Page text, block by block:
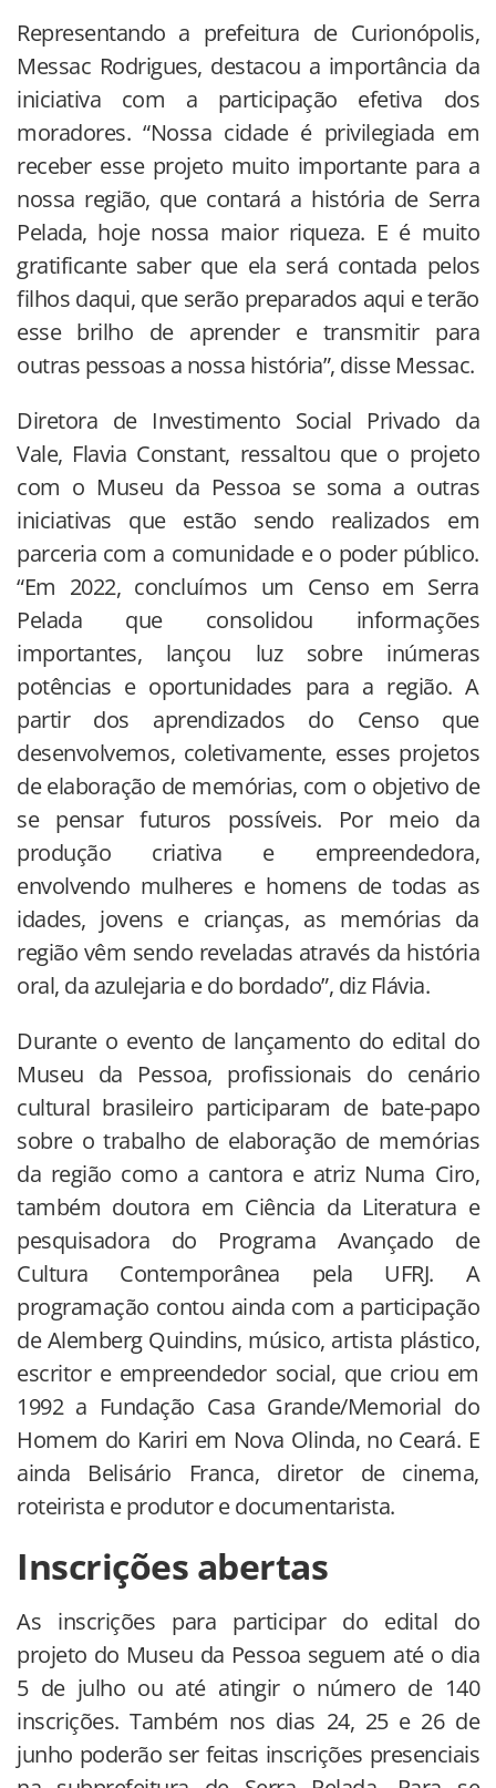
Representando a prefeitura de Curionópolis,
Messac Rodrigues, destacou a importância da
iniciativa com a participação efetiva dos
moradores. “Nossa cidade é privilegiada em
receber esse projeto muito importante para a
nossa região, que contará a história de Serra
Pelada, hoje nossa maior riqueza. E é muito
gratificante saber que ela será contada pelos
filhos daqui, que serão preparados aqui e terão
esse brilho de aprender e transmitir para
outras pessoas a nossa história”, disse Messac.
Diretora de Investimento Social Privado da
Vale, Flavia Constant, ressaltou que o projeto
com o Museu da Pessoa se soma a outras
iniciativas que estão sendo realizados em
parceria com a comunidade e o poder público.
“Em 2022, concluímos um Censo em Serra
Pelada que consolidou informações
importantes, lançou luz sobre inúmeras
potências e oportunidades para a região. A
partir dos aprendizados do Censo que
desenvolvemos, coletivamente, esses projetos
de elaboração de memórias, com o objetivo de
se pensar futuros possíveis. Por meio da
produção criativa e empreendedora,
envolvendo mulheres e homens de todas as
idades, jovens e crianças, as memórias da
região vêm sendo reveladas através da história
oral, da azulejaria e do bordado”, diz Flávia.
Durante o evento de lançamento do edital do
Museu da Pessoa, profissionais do cenário
cultural brasileiro participaram de bate-papo
sobre o trabalho de elaboração de memórias
da região como a cantora e atriz Numa Ciro,
também doutora em Ciência da Literatura e
pesquisadora do Programa Avançado de
Cultura Contemporânea pela UFRJ. A
programação contou ainda com a participação
de Alemberg Quindins, músico, artista plástico,
escritor e empreendedor social, que criou em
1992 a Fundação Casa Grande/Memorial do
Homem do Kariri em Nova Olinda, no Ceará. E
ainda Belisário Franca, diretor de cinema,
roteirista e produtor e documentarista.
Inscrições abertas
As inscrições para participar do edital do
projeto do Museu da Pessoa seguem até o dia
5 de julho ou até atingir o número de 140
inscrições. Também nos dias 24, 25 e 26 de
junho poderão ser feitas inscrições presenciais